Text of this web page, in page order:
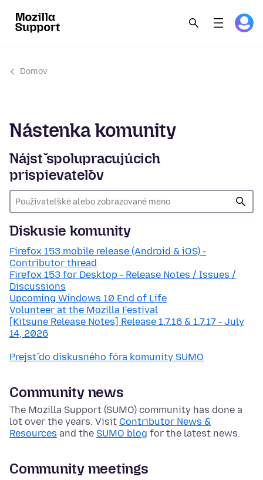
Domov
Nástenka komunity
Nájsť spolupracujúcich
prispievateľov
Diskusie komunity
Firefox 153 mobile release (Android & iOS) -
Contributor thread
Firefox 153 for Desktop - Release Notes / Issues /
Discussions
Upcoming Windows 10 End of Life
Volunteer at the Mozilla Festival
[Kitsune Release Notes] Release 1.7.16 & 1.7.17 - July
14, 2026
Prejsť do diskusného fóra komunity SUMO
Community news
The Mozilla Support (SUMO) community has done a
lot over the years. Visit Contributor News &
Resources and the SUMO blog for the latest news.
Community meetings